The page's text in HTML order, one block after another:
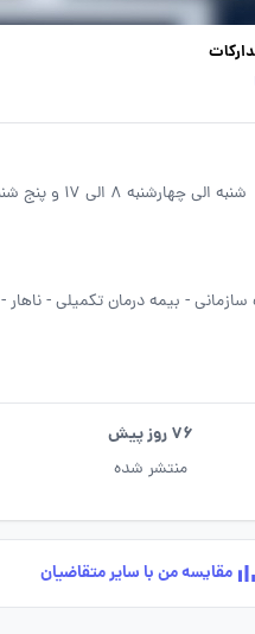
شنبه الی چهارشنبه 8 الی 17 و پنج شنبه 8 الی 12
- بیمه درمان تکمیلی -ناهار -
76 روز پیش
منتشر شده
مقایسه من با سایر متقاضیان